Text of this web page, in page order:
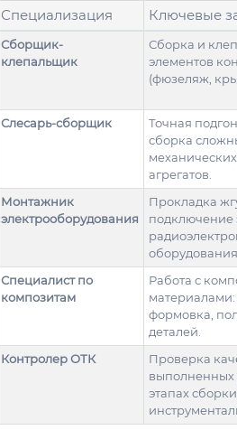
Специализация Ключевые
Сборщик-
клепальщик
Сборка и
элементов
(фюзеляж,
Слесарь-сборщик
Точная
сборка
агрегатов.
Монтажник
электрооборудования
Прокладка
подключение
Специалист по
композитам
Работа с
материалами:
формовка,
деталей.
Контролер ОТК
Проверка
выполненных
этапах сборки,